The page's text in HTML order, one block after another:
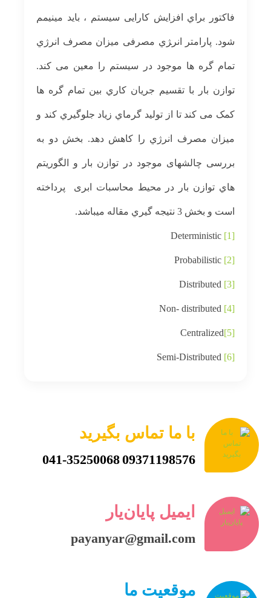
ﻓﺎﮐﺘﻮر ﺑﺮاي اﻓﺰاﯾﺶ ﮐﺎراﯾﯽ سیستم ، ﺑﺎﯾﺪ ﻣﯿﻨﯿﻤﻢ
ﺷﻮد. پارامتر اﻧﺮﮋي ﻣﺼﺮﻓﯽ ﻣﯿﺰان ﻣﺼﺮف اﻧﺮژي
ﺗﻤﺎم ﮔﺮه ﻫﺎ ﻣﻮﺟﻮددر ﺳﯿﺴﺘﻢ را ﻣﻌﯿﻦ ﻣﯽ ﮐﻨﺪ.
ﺗﻮازن ﺑﺎر ﺑﺎ ﺗﻘﺴﯿﻢ ﺟﺮﯾﺎن کاري ﺑﯿﻦ ﺗﻤﺎم ﮔﺮه ﻫﺎ
ﮐﻤﮏ ﻣﯽ ﮐﻨﺪ ﺗﺎ از ﺗﻮﻟﯿﺪ ﮔﺮﻣﺎي زﯾﺎد ﺟﻠﻮﮔﯿﺮي ﮐﻨﺪ و
ﻣﯿﺰان ﻣﺼﺮف اﻧﺮژي را ﮐﺎﻫﺶ دﻫﺪ. بخش دو به
بررسی چالشهای موجود در توازن بار و اﻟﮕﻮرﯾﺘﻢ
ﻫﺎي ﺗﻮازن ﺑﺎر در محیط محاسبات ابری پرداخته
است و ﺑﺨﺶ 3 ﻧﺘﯿﺠﻪ ﮔﯿﺮي ﻣﻘﺎﻟﻪ می­باشد.
[1]
[2]
[3]
[4]
[5]
Centralized
[6]
با ما تماس بگیرید
09371198576
041-35250068
ایمیل پایان‌یار
payanyar@gmail.com
موقعیت ما